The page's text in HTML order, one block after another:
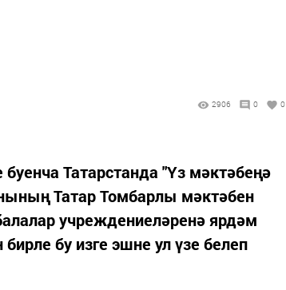
2906 0 0
Татарстанда "Үз мәктәбеңә
Татар Томбарлы мәктәбен
учреждениеләренә ярдәм
бу изге эшне ул үзе белеп